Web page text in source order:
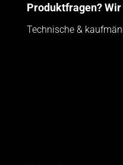
Produktfragen?
Technische &